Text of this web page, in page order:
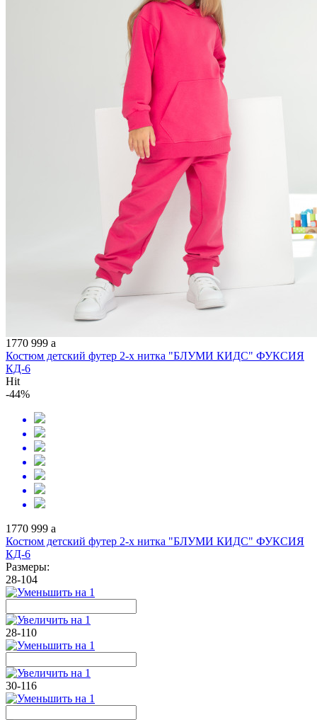
1770 999 a
Костюм детский футер 2-х нитка "БЛУМИ КИДС" ФУКСИЯ
КД-6
Hit
-44%
1770 999 a
Костюм детский футер 2-х нитка "БЛУМИ КИДС" ФУКСИЯ
КД-6
Размеры:
28-104
28-110
30-116